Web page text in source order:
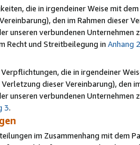
die in irgendeiner Weise mit
den im Rahmen dieser
unseren verbundenen
Recht und Streitbeilegung in Anhang 2
die in irgendeiner
dieser Vereinbarung), den
unseren verbundenen
3.
im Zusammenhang mit dem